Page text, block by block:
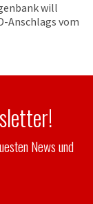
will
Anschlags vom
News und